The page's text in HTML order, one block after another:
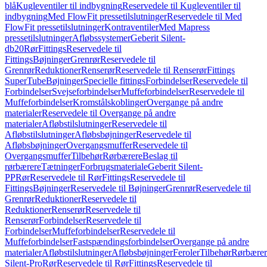
blåKugleventiler til indbygningReservedele til Kugleventiler til
indbygningMed FlowFit pressetilslutningerReservedele til Med
FlowFit pressetilslutningerKontraventilerMed Mapress
pressetilslutningerAfløbssystemerGeberit Silent-
db20RørFittingsReservedele til
FittingsBøjningerGrenrørReservedele til
GrenrørReduktionerRenserørReservedele til RenserørFittings
SuperTubeBøjningerSpecielle fittingsForbindelserReservedele til
ForbindelserSvejseforbindelserMuffeforbindelserReservedele til
MuffeforbindelserKromstålskoblingerOvergange på andre
materialerReservedele til Overgange på andre
materialerAfløbstilslutningerReservedele til
AfløbstilslutningerAfløbsbøjningerReservedele til
AfløbsbøjningerOvergangsmufferReservedele til
OvergangsmufferTilbehørRørbærereBeslag til
rørbærereTætningerForbrugsmaterialeGeberit Silent-
PPRørReservedele til RørFittingsReservedele til
FittingsBøjningerReservedele til BøjningerGrenrørReservedele til
GrenrørReduktionerReservedele til
ReduktionerRenserørReservedele til
RenserørForbindelserReservedele til
ForbindelserMuffeforbindelserReservedele til
MuffeforbindelserFastspændingsforbindelserOvergange på andre
materialerAfløbstilslutningerAfløbsbøjningerFerolerTilbehør
Silent-ProRørReservedele til RørFittingsReservedele til